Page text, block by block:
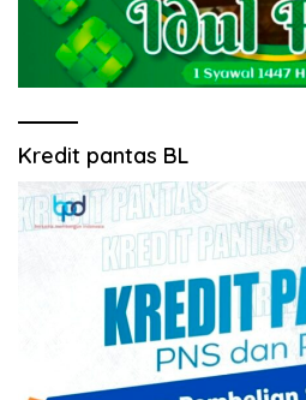
Kredit pantas BL